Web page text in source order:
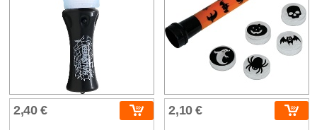
2,40 € 2,10 €